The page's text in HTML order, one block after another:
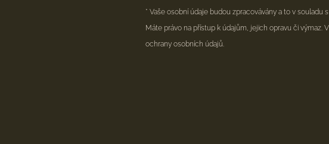
* Vaše osobní údaje budou zpracovávány a to v souladu
Máte právo na přístup k údajům, jejich opravu či výmaz.
ochrany osobních údajů.